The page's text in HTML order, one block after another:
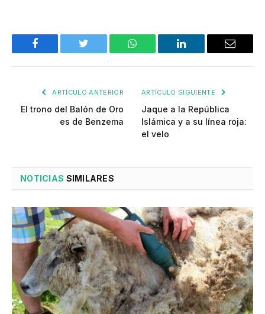
Facebook Twitter WhatsApp LinkedIn Email
ARTÍCULO ANTERIOR
El trono del Balón de Oro
es de Benzema
ARTÍCULO SIGUIENTE
Jaque a la República
Islámica y a su línea roja:
el velo
NOTICIAS SIMILARES